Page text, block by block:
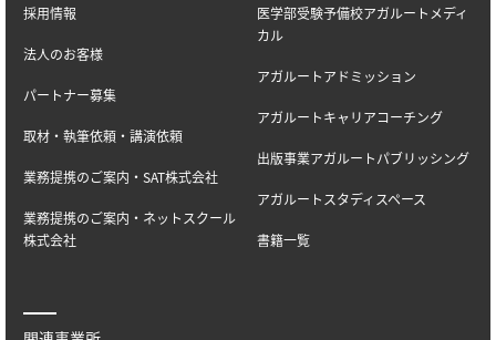
採用情報
法人のお客様
パートナー募集
取材・執筆依頼・講演依頼
業務提携のご案内・SAT株式会社
業務提携のご案内・ネットスクール
株式会社
医学部受験予備校アガルートメディ
カル
アガルートアドミッション
アガルートキャリアコーチング
出版事業アガルートパブリッシング
アガルートスタディスペース
書籍一覧